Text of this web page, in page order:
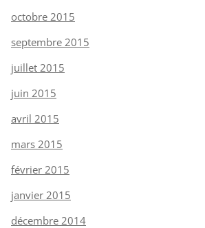
octobre 2015
septembre 2015
juillet 2015
juin 2015
avril 2015
mars 2015
février 2015
janvier 2015
décembre 2014